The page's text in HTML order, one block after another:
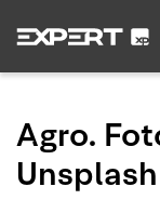
Agro.
Unsplash